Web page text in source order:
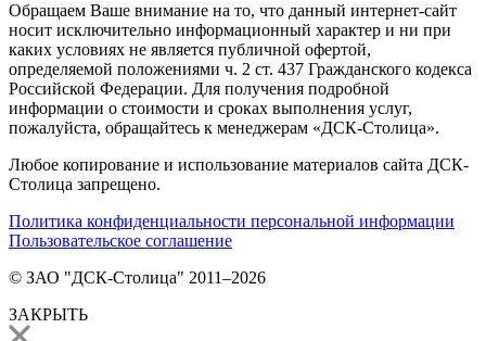
Обращаем Ваше внимание на то, что данный интернет-сайт
носит исключительно информационный характер и ни при
каких условиях не является публичной офертой,
определяемой положениями ч. 2 ст. 437 Гражданского кодекса
Российской Федерации. Для получения подробной
информации о стоимости и сроках выполнения услуг,
пожалуйста, обращайтесь к менеджерам «ДСК-Столица».
Любое копирование и использование материалов сайта ДСК-
Столица запрещено.
Политика конфиденциальности персональной информации
Пользовательское соглашение
© ЗАО "ДСК-Столица" 2011–2026
ЗАКРЫТЬ